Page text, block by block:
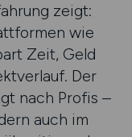
zeigt:
wie
Zeit, Geld
Der
nach Profis –
auch im